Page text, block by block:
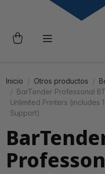
Inicio Otros productos
BarTender Professonal
Unlimited Printers (includes
Support)